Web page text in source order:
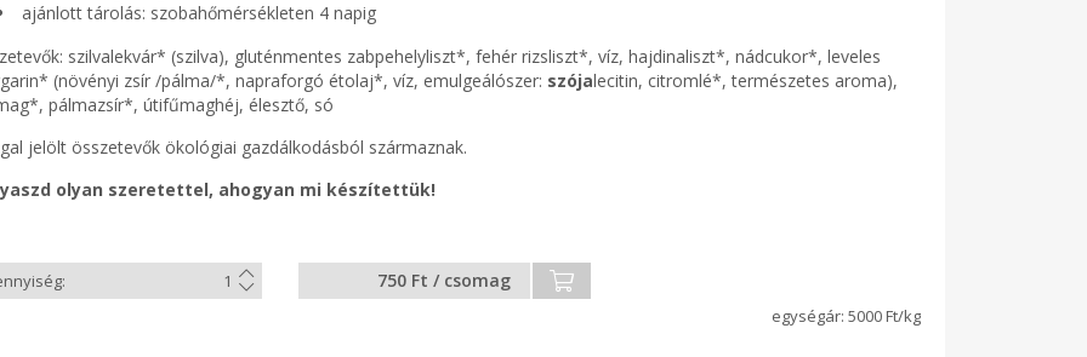
ajánlott tárolás: szobahőmérsékleten 4 napig
szilvalekvár* (szilva), gluténmentes zabpehelyliszt*, fehér rizsliszt*, víz, hajdinaliszt*, nádcukor*, leveles
(növényi zsír /pálma/*, napraforgó étolaj*, víz, emulgeálószer: szójalecitin, citromlé*, természetes aroma),
pálmazsír*, útifűmaghéj, élesztő, só
jelölt összetevők ökológiai gazdálkodásból származnak.
olyan szeretettel, ahogyan mi készítettük!
750 Ft / csomag
5000 Ft/kg